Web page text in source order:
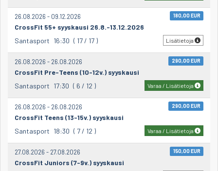
CrossFit 55+ syyskausi 26.8.-13.12.2026
Santasport
26.08.2026 - 09.12.2026
16:30 ( 17 / 17 )
180,00 EUR
Lisätietoja
CrossFit Pre-Teens (10-12v.) syyskausi
Santasport
26.08.2026 - 26.08.2026
17:30 ( 6 / 12 )
290,00 EUR
Varaa / Lisätietoja
CrossFit Teens (13-15v.) syyskausi
Santasport
26.08.2026 - 26.08.2026
18:30 ( 7 / 12 )
290,00 EUR
Varaa / Lisätietoja
CrossFit Juniors (7-9v.) syyskausi
27.08.2026 - 27.08.2026 150,00 EUR